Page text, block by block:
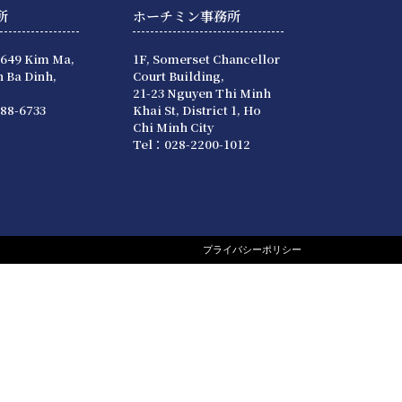
Kim Ma,
Ba Dinh,
6733
ホーチミン事務所
1F, Somerset Chancellor
Court Building,
21-23 Nguyen Thi Minh
Khai St, District 1, Ho
Chi Minh City
Tel：028-2200-1012
プライバシーポリシー